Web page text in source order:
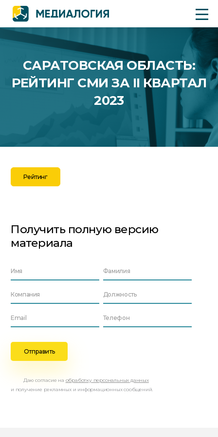
САРАТОВСКАЯ ОБЛАСТЬ:
РЕЙТИНГ СМИ ЗА II КВАРТАЛ
2023
Рейтинг
Получить полную версию
материала
Даю согласие на обработку персональных данных
и получение рекламных и информационных сообщений.